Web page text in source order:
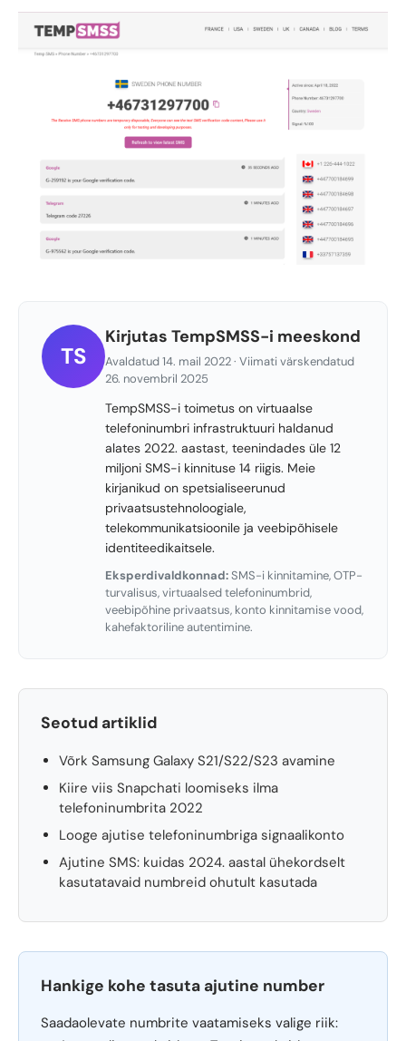
TS
Kirjutas TempSMSS-i meeskond
Avaldatud 14. mail 2022 · Viimati värskendatud
26. novembril 2025
TempSMSS-i toimetus on virtuaalse
telefoninumbri infrastruktuuri haldanud
alates 2022. aastast, teenindades üle 12
miljoni SMS-i kinnituse 14 riigis. Meie
kirjanikud on spetsialiseerunud
privaatsustehnoloogiale,
telekommunikatsioonile ja veebipõhisele
identiteedikaitsele.
Eksperdivaldkonnad:SMS-i kinnitamine, OTP-
turvalisus, virtuaalsed telefoninumbrid,
veebipõhine privaatsus, konto kinnitamise vood,
kahefaktoriline autentimine.
Seotud artiklid
Võrk Samsung Galaxy S21/S22/S23 avamine
Kiire viis Snapchati loomiseks ilma
telefoninumbrita 2022
Looge ajutise telefoninumbriga signaalikonto
Ajutine SMS: kuidas 2024. aastal ühekordselt
kasutatavaid numbreid ohutult kasutada
Hankige kohe tasuta ajutine number
Saadaolevate numbrite vaatamiseks valige riik: